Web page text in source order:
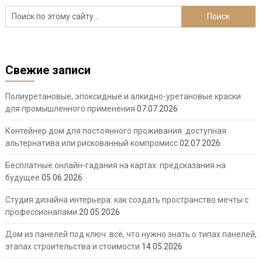
Свежие записи
Полиуретановые, эпоксидные и алкидно-уретановые краски
для промышленного применения 07.07.2026
Контейнер дом для постоянного проживания: доступная
альтернатива или рискованный компромисс02.07.2026
Бесплатные онлайн-гадания на картах: предсказания на
будущее 05.06.2026
Студия дизайна интерьера: как создать пространство мечты с
профессионалами 20.05.2026
Дом из панелей под ключ: всё, что нужно знать о типах панелей,
этапах строительства и стоимости 14.05.2026